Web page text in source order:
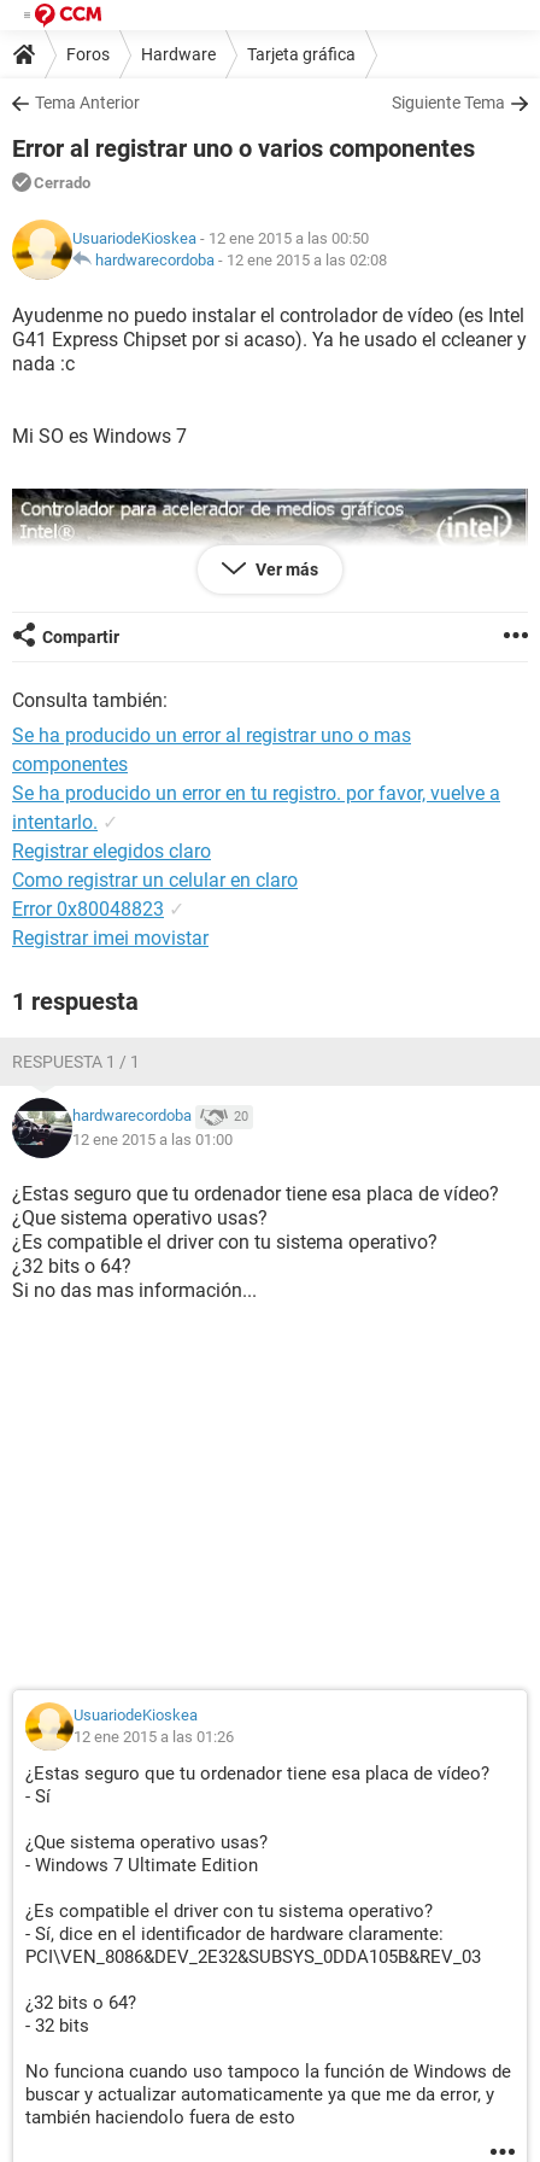
Foros Hardware Tarjeta gráfica
Tema Anterior Siguiente Tema
Error al registrar uno o varios componentes
Cerrado
UsuariodeKioskea - 12 ene 2015 a las 00:50
hardwarecordoba - 12 ene 2015 a las 02:08
Ayudenme no puedo instalar el controlador de vídeo (es Intel
G41 Express Chipset por si acaso). Ya he usado el ccleaner y
nada :c
Mi SO es Windows 7
Incluso he usado el DriverEasy y aún nada, esto es lo que
registra el Visor de Eventos
gedHandler(Object sender, EventArgs e)
en
Microsoft.Windows.ManagementUI.CombinedControls.Event
sNode.FireActionChangedEvent()
en
sNode.SetActionsForNode()
en
sNode.InsertChildren()
en
Microsoft.EventViewer.SnapIn.MMCRootNode.ExpandNode()
Microsoft.EventViewer.SnapIn.EventViewerSnapIn.RefreshVi
ewer(Boolean expandNodeFlag, Boolean snapinInitialized)
Microsoft.EventViewer.SnapIn.EventViewerSnapIn.ConnectT
oRemoteComputerHandler(Object sender, String& errorString,
String& caption)
Ver más
Compartir
Consulta también:
Se ha producido un error al registrar uno o mas
componentes
Se ha producido un error en tu registro. por favor, vuelve a
intentarlo. ✓
Registrar elegidos claro
Como registrar un celular en claro
Error 0x80048823 ✓
Registrar imei movistar
1 respuesta
RESPUESTA 1 / 1
hardwarecordoba 20
12 ene 2015 a las 01:00
¿Estas seguro que tu ordenador tiene esa placa de vídeo?
¿Que sistema operativo usas?
¿Es compatible el driver con tu sistema operativo?
¿32 bits o 64?
Si no das mas información...
UsuariodeKioskea
12 ene 2015 a las 01:26
¿Estas seguro que tu ordenador tiene esa placa de vídeo?
- Sí
¿Que sistema operativo usas?
- Windows 7 Ultimate Edition
¿Es compatible el driver con tu sistema operativo?
- Sí, dice en el identificador de hardware claramente:
PCI\VEN_8086&DEV_2E32&SUBSYS_0DDA105B&REV_03
¿32 bits o 64?
- 32 bits
No funciona cuando uso tampoco la función de Windows de
buscar y actualizar automaticamente ya que me da error, y
también haciendolo fuera de esto